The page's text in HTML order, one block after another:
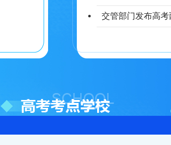
交管部门发布高